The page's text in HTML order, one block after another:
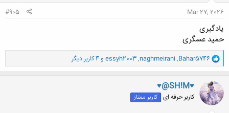
Mar 27, 2026
#905
یادگیری
حمید عسگری
و
ا
ک
ن
ش
ه
ا
Bahar5746
,
naghmeirani
,
essyh2003 و 4 کاربر دیگر
♥@SH!M♥
کاربر حرفه ای کاربر ممتاز